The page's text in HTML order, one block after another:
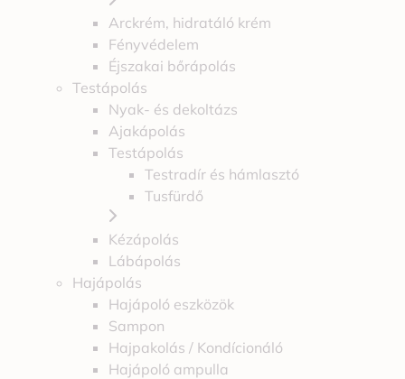
Arckrém, hidratáló krém
Fényvédelem
Éjszakai bőrápolás
Testápolás
Nyak- és dekoltázs
Ajakápolás
Testápolás
Testradír és hámlasztó
Tusfürdő
Kézápolás
Lábápolás
Hajápolás
Hajápoló eszközök
Sampon
Hajpakolás / Kondícionáló
Hajápoló ampulla